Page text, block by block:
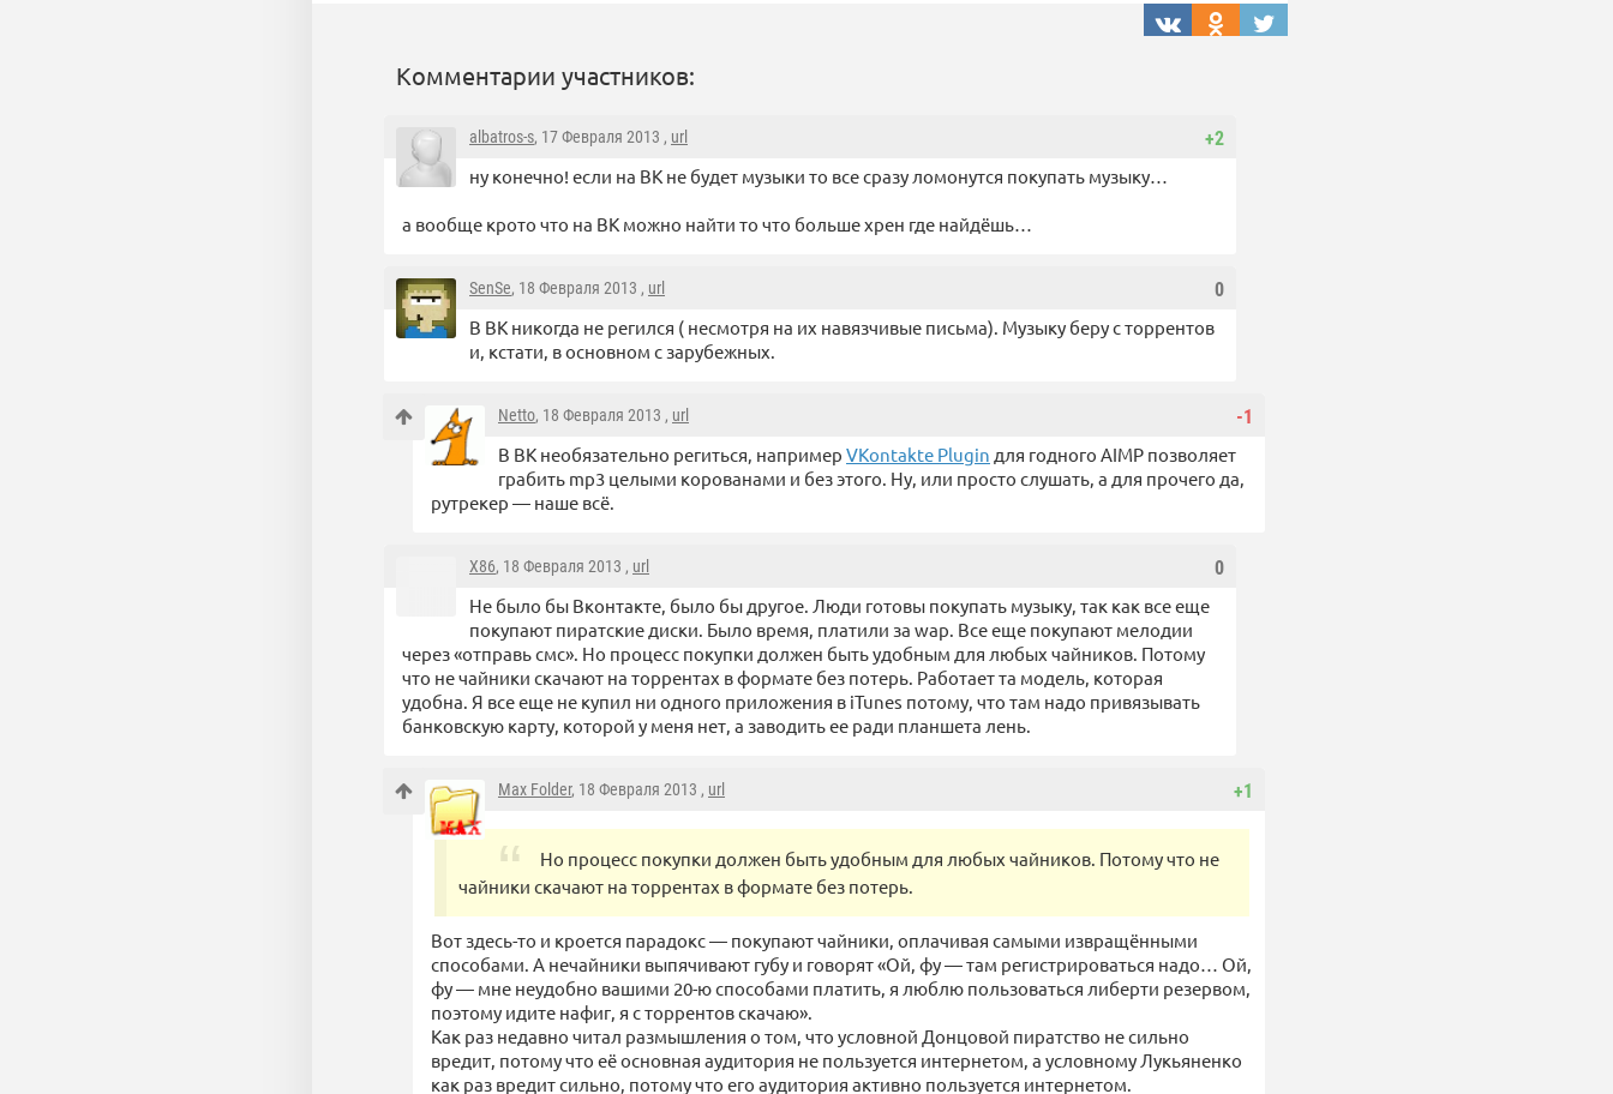
Комментарии участников:
+2
albatros-s, 17 Февраля 2013 , url
ну конечно! если на ВК не будет музыки то все сразу ломонутся покупать музыку…
а вообще крото что на ВК можно найти то что больше хрен где найдёшь…
0
SenSe, 18 Февраля 2013 , url
В ВК никогда не регился ( несмотря на их навязчивые письма). Музыку беру с торрентов
и, кстати, в основном с зарубежных.
-1
Netto, 18 Февраля 2013 , url
В ВК необязательно региться, например VKontakte Plugin для годного AIMP позволяет
грабить mp3 целыми корованами и без этого. Ну, или просто слушать, а для прочего да,
рутрекер — наше всё.
0
X86, 18 Февраля 2013 , url
Не было бы Вконтакте, было бы другое. Люди готовы покупать музыку, так как все еще
покупают пиратские диски. Было время, платили за wap. Все еще покупают мелодии
через «отправь смс». Но процесс покупки должен быть удобным для любых чайников. Потому
что не чайники скачают на торрентах в формате без потерь. Работает та модель, которая
удобна. Я все еще не купил ни одного приложения в iTunes потому, что там надо привязывать
банковскую карту, которой у меня нет, а заводить ее ради планшета лень.
+1
Max Folder, 18 Февраля 2013 , url
Но процесс покупки должен быть удобным для любых чайников. Потому что не
чайники скачают на торрентах в формате без потерь.
Вот здесь-то и кроется парадокс — покупают чайники, оплачивая самыми извращёнными
способами. А нечайники выпячивают губу и говорят «Ой, фу — там регистрироваться надо… Ой,
фу — мне неудобно вашими 20-ю способами платить, я люблю пользоваться либерти резервом,
поэтому идите нафиг, я с торрентов скачаю».
Как раз недавно читал размышления о том, что условной Донцовой пиратство не сильно
вредит, потому что её основная аудитория не пользуется интернетом, а условному Лукьяненко
как раз вредит сильно, потому что его аудитория активно пользуется интернетом.